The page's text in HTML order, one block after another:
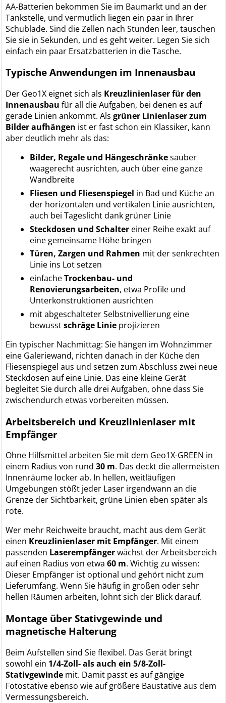
AA-Batterien bekommen Sie im Baumarkt und an der
Tankstelle, und vermutlich liegen ein paar in Ihrer
Schublade. Sind die Zellen nach Stunden leer, tauschen
Sie sie in Sekunden, und es geht weiter. Legen Sie sich
einfach ein paar Ersatzbatterien in die Tasche.
Typische Anwendungen im Innenausbau
Der Geo1X eignet sich als Kreuzlinienlaser für den
Innenausbau für all die Aufgaben, bei denen es auf
gerade Linien ankommt. Alsgrüner Linienlaser zum
Bilder aufhängen ist er fast schon ein Klassiker, kann
aber deutlich mehr als das:
Bilder, Regale und Hängeschränkesauber
waagerecht ausrichten, auch über eine ganze
Wandbreite
Fliesen und Fliesenspiegel in Bad und Küche an
der horizontalen und vertikalen Linie ausrichten,
auch bei Tageslicht dank grüner Linie
Steckdosen und Schalter einer Reihe exakt auf
eine gemeinsame Höhe bringen
Türen, Zargen und Rahmen mit der senkrechten
Linie ins Lot setzen
einfacheTrockenbau- und
Renovierungsarbeiten, etwa Profile und
Unterkonstruktionen ausrichten
mit abgeschalteter Selbstnivellierung eine
bewusstschräge Linie projizieren
Ein typischer Nachmittag: Sie hängen im Wohnzimmer
eine Galeriewand, richten danach in der Küche den
Fliesenspiegel aus und setzen zum Abschluss zwei neue
Steckdosen auf eine Linie. Das eine kleine Gerät
begleitet Sie durch alle drei Aufgaben, ohne dass Sie
zwischendurch etwas vorbereiten müssen.
Arbeitsbereich und Kreuzlinienlaser mit
Empfänger
Ohne Hilfsmittel arbeiten Sie mit dem Geo1X-GREEN in
einem Radius von rund30 m. Das deckt die allermeisten
Innenräume locker ab. In hellen, weitläufigen
Umgebungen stößt jeder Laser irgendwann an die
Grenze der Sichtbarkeit, grüne Linien eben später als
rote.
Wer mehr Reichweite braucht, macht aus dem Gerät
einen Kreuzlinienlaser mit Empfänger. Mit einem
passenden Laserempfängerwächst der Arbeitsbereich
auf einen Radius von etwa60 m. Wichtig zu wissen:
Dieser Empfänger ist optional und gehört nicht zum
Lieferumfang. Wenn Sie häufig in großen oder sehr
hellen Räumen arbeiten, lohnt sich der Blick darauf.
Montage über Stativgewinde und
magnetische Halterung
Beim Aufstellen sind Sie flexibel. Das Gerät bringt
sowohl ein 1/4-Zoll- als auch ein 5/8-Zoll-
Stativgewinde mit. Damit passt es auf gängige
Fotostative ebenso wie auf größere Baustative aus dem
Vermessungsbereich.